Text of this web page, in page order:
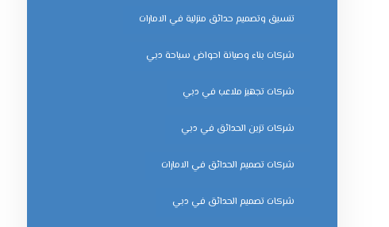
تنسيق وتصميم حدائق منزلية في الامارات
شركات بناء وصيانة احواض سباحة دبي
شركات تجهيز ملاعب في دبي
شركات تزين الحدائق في دبي
شركات تصميم الحدائق في الامارات
شركات تصميم الحدائق في دبي